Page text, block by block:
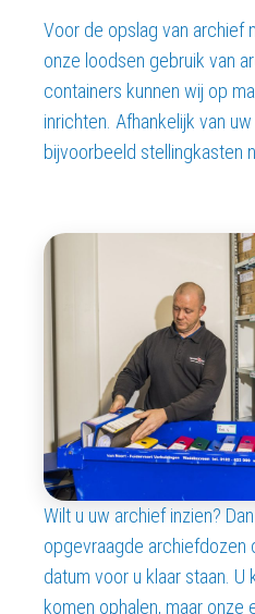
Voor de opslag van archief
onze loodsen gebruik van
containers kunnen wij op
inrichten. Afhankelijk van
bijvoorbeeld stellingkasten
Wilt u uw archief inzien?
opgevraagde archiefdozen
datum voor u klaar staan. U
komen ophalen, maar onze